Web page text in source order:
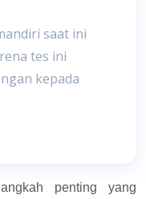
saat ini
tes ini
kepada
penting yang